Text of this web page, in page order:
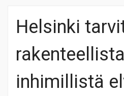
Helsinki
inhimillistä